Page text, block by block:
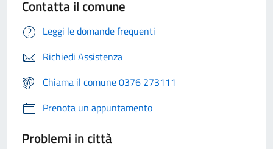
Contatta il comune
Leggi le domande frequenti
Richiedi Assistenza
Chiama il comune 0376 273111
Prenota un appuntamento
Problemi in città